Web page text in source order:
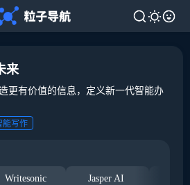
来
更有价值的信息，定义新一代智能办
能写作
Writesonic Jasper AI